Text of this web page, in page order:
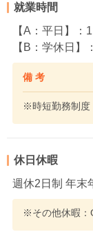
就業時間
【A：平日】：
【B：学休日
備 考
※時短勤務制度
休日休暇
週休2日制 年末
※その他休暇：